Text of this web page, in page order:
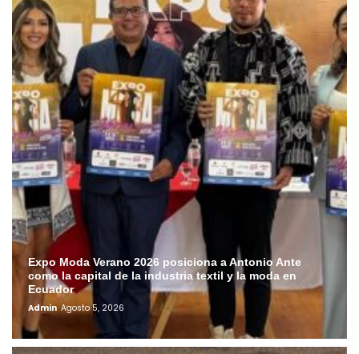
Expo Moda Verano 2026 posiciona a Antonio Ante
como la capital de la industria textil y la moda en
Ecuador
Admin Agosto 5, 2026